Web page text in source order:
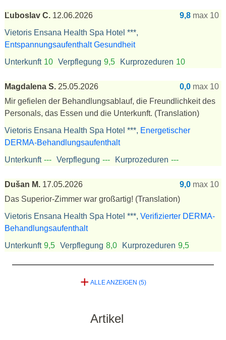
Ľuboslav C. 12.06.2026 9,8 max 10
Vietoris Ensana Health Spa Hotel ***,
Entspannungsaufenthalt Gesundheit
Unterkunft 10 Verpflegung 9,5 Kurprozeduren 10
Magdalena S. 25.05.2026 0,0 max 10
Mir gefielen der Behandlungsablauf, die Freundlichkeit des
Personals, das Essen und die Unterkunft. (Translation)
Vietoris Ensana Health Spa Hotel ***, Energetischer
DERMA-Behandlungsaufenthalt
Unterkunft --- Verpflegung --- Kurprozeduren ---
Dušan M. 17.05.2026 9,0 max 10
Das Superior-Zimmer war großartig! (Translation)
Vietoris Ensana Health Spa Hotel ***, Verifizierter DERMA-
Behandlungsaufenthalt
Unterkunft 9,5 Verpflegung 8,0 Kurprozeduren 9,5
+ ALLE ANZEIGEN (5)
Artikel